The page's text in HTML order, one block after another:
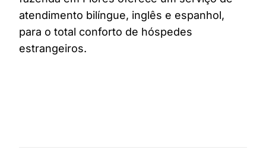
atendimento bilíngue, inglês e espanhol,
para o total conforto de hóspedes
estrangeiros.